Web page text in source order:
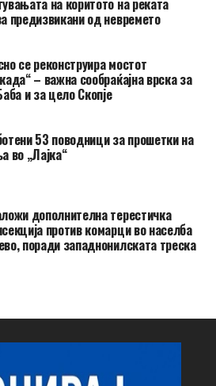
предизвикани од невремето
се реконструира мостот
– важна сообраќајна врска за
и за цело Скопје
53 поводници за прошетки на
во „Лајка“
дополнителна терестичка
против комарци во населба
поради западнонилската треска